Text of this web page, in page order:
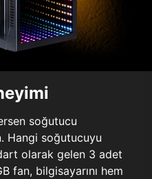
soğutucu
Hangi soğutucuyu
olarak gelen 3 adet
fan, bilgisayarını hem